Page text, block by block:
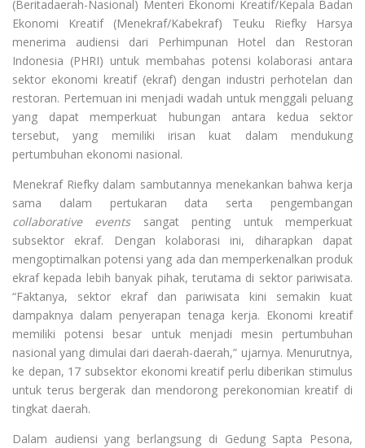
(Beritadaerah-Nasional) Menteri Ekonomi Kreatif/Kepala Badan
Ekonomi Kreatif (Menekraf/Kabekraf) Teuku Riefky Harsya
menerima audiensi dari Perhimpunan Hotel dan Restoran
Indonesia (PHRI) untuk membahas potensi kolaborasi antara
sektor ekonomi kreatif (ekraf) dengan industri perhotelan dan
restoran. Pertemuan ini menjadi wadah untuk menggali peluang
yang dapat memperkuat hubungan antara kedua sektor
tersebut, yang memiliki irisan kuat dalam mendukung
pertumbuhan ekonomi nasional.
Menekraf Riefky dalam sambutannya menekankan bahwa kerja
sama dalam pertukaran data serta pengembangan
collaborative eventssangat penting untuk memperkuat
subsektor ekraf. Dengan kolaborasi ini, diharapkan dapat
mengoptimalkan potensi yang ada dan memperkenalkan produk
ekraf kepada lebih banyak pihak, terutama di sektor pariwisata.
“Faktanya, sektor ekraf dan pariwisata kini semakin kuat
dampaknya dalam penyerapan tenaga kerja. Ekonomi kreatif
memiliki potensi besar untuk menjadi mesin pertumbuhan
nasional yang dimulai dari daerah-daerah,” ujarnya. Menurutnya,
ke depan, 17 subsektor ekonomi kreatif perlu diberikan stimulus
untuk terus bergerak dan mendorong perekonomian kreatif di
tingkat daerah.
Dalam audiensi yang berlangsung di Gedung Sapta Pesona,